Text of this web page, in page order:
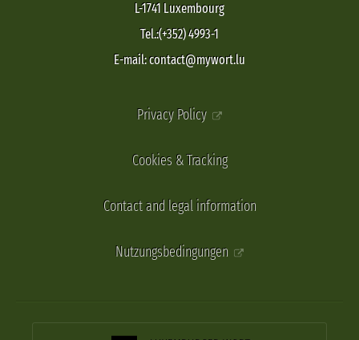
L-1741 Luxembourg
Tel.:(+352) 4993-1
E-mail: contact@mywort.lu
Privacy Policy
Cookies & Tracking
Contact and legal information
Nutzungsbedingungen